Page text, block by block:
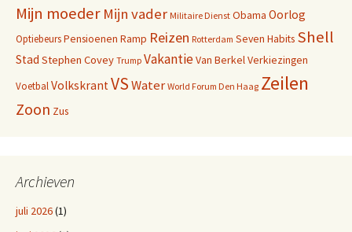
Mijn moeder Mijn vader Militaire Dienst Obama Oorlog
OptiebeursPensioenen Ramp Reizen Rotterdam Seven Habits Shell
Stad Stephen Covey Trump VakantieVan BerkelVerkiezingen
VoetbalVolkskrantVSWater World Forum Den Haag Zeilen
Zoon Zus
Archieven
juli 2026(1)